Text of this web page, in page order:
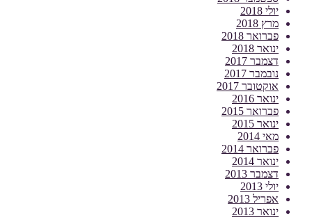
יולי 2018
מרץ 2018
פברואר 2018
ינואר 2018
דצמבר 2017
נובמבר 2017
אוקטובר 2017
ינואר 2016
פברואר 2015
ינואר 2015
מאי 2014
פברואר 2014
ינואר 2014
דצמבר 2013
יולי 2013
אפריל 2013
ינואר 2013